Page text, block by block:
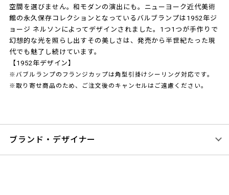
空間を選びません。和モダンの演出にも。ニューヨーク近代美術
館の永久保存コレクションとなっているバルブランプは1952年ジ
ョージ ネルソンによってデザインされました。1つ1つが手作りで
幻想的な光を照らし出すその美しさは、発売から半世紀たった現
代でも魅了し続けています。
【1952年デザイン】
※バブルランプのフランジカップは角型引掛けシーリング対応です。
※取り寄せ商品のため、ご注文後のキャンセルはご遠慮ください。
ブランド・デザイナー